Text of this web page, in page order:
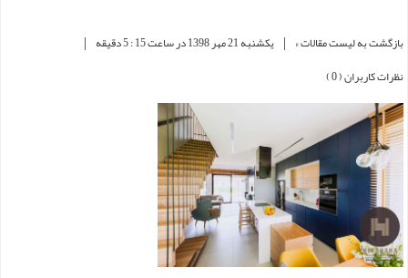
بازگشت به لیست مقالات » | یکشنبه 21 مهر 1398 در ساعت 15 : 5 دقیقه |
نظرات کاربران ( 0 )